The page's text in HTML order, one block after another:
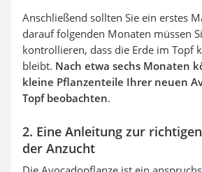
Anschließend sollten Sie ein erstes
darauf folgenden Monaten müssen
kontrollieren, dass die Erde im Topf
bleibt. Nach etwa sechs Monaten
kleine Pflanzenteile Ihrer neuen
Topf beobachten.
2. Eine Anleitung zur
der Anzucht